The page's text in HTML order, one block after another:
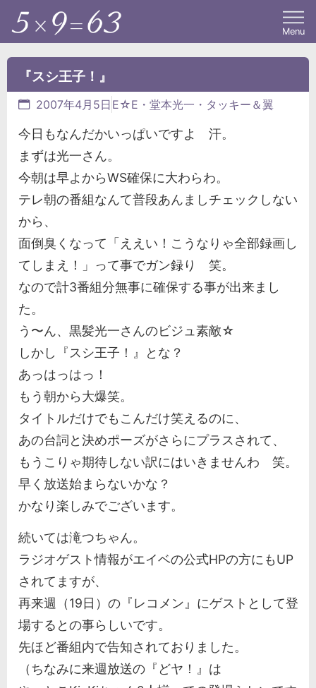
Menu
『スシ王子！』
2007年4月5日 E☆E・堂本光一・タッキー＆翼
今日もなんだかいっぱいですよ 汗。
まずは光一さん。
今朝は早よからWS確保に大わらわ。
テレ朝の番組なんて普段あんましチェックしない
から、
面倒臭くなって「ええい！こうなりゃ全部録画し
てしまえ！」って事でガン録り 笑。
なので計3番組分無事に確保する事が出来まし
た。
う〜ん、黒髪光一さんのビジュ素敵☆
しかし『スシ王子！』とな？
あっはっはっ！
もう朝から大爆笑。
タイトルだけでもこんだけ笑えるのに、
あの台詞と決めポーズがさらにプラスされて、
もうこりゃ期待しない訳にはいきませんわ 笑。
早く放送始まらないかな？
かなり楽しみでございます。
続いては滝つちゃん。
ラジオゲスト情報がエイベの公式HPの方にもUP
されてますが、
再来週（19日）の『レコメン』にゲストとして登
場するとの事らしいです。
先ほど番組内で告知されておりました。
（ちなみに来週放送の『どヤ！』は